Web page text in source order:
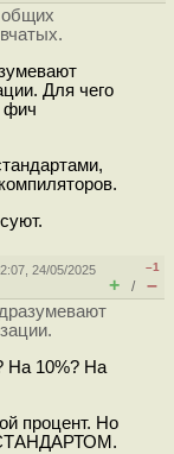
общих
Для чего
фич
24/05/2025
–1
+ / –
На 10%? На
процент. Но
СТАНДАРТОМ.